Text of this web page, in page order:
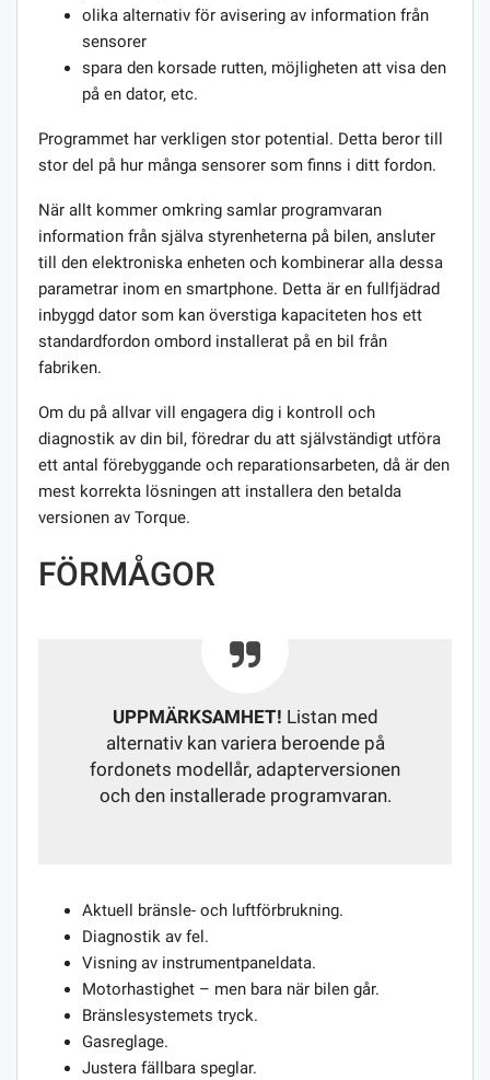
olika alternativ för avisering av information från
sensorer
spara den korsade rutten, möjligheten att visa den
på en dator, etc.
Programmet har verkligen stor potential. Detta beror till
stor del på hur många sensorer som finns i ditt fordon.
När allt kommer omkring samlar programvaran
information från själva styrenheterna på bilen, ansluter
till den elektroniska enheten och kombinerar alla dessa
parametrar inom en smartphone. Detta är en fullfjädrad
inbyggd dator som kan överstiga kapaciteten hos ett
standardfordon ombord installerat på en bil från
fabriken.
Om du på allvar vill engagera dig i kontroll och
diagnostik av din bil, föredrar du att självständigt utföra
ett antal förebyggande och reparationsarbeten, då är den
mest korrekta lösningen att installera den betalda
versionen av Torque.
FÖRMÅGOR
UPPMÄRKSAMHET! Listan med
alternativ kan variera beroende på
fordonets modellår, adapterversionen
och den installerade programvaran.
Aktuell bränsle- och luftförbrukning.
Diagnostik av fel.
Visning av instrumentpaneldata.
Motorhastighet – men bara när bilen går.
Bränslesystemets tryck.
Gasreglage.
Justera fällbara speglar.